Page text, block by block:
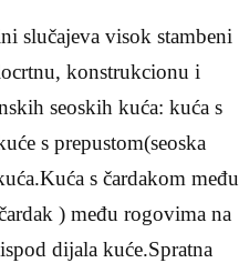
slučajeva visok stambeni
konstrukcionu i
seoskih kuća: kuća s
s prepustom(seoska
s čardakom među
) među rogovima na
dijala kuće.Spratna